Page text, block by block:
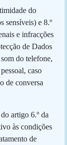
do
sensíveis) e 8.º
e infracções
de Dados
do telefone,
caso
de conversa
artigo 6.º da
às condições
de